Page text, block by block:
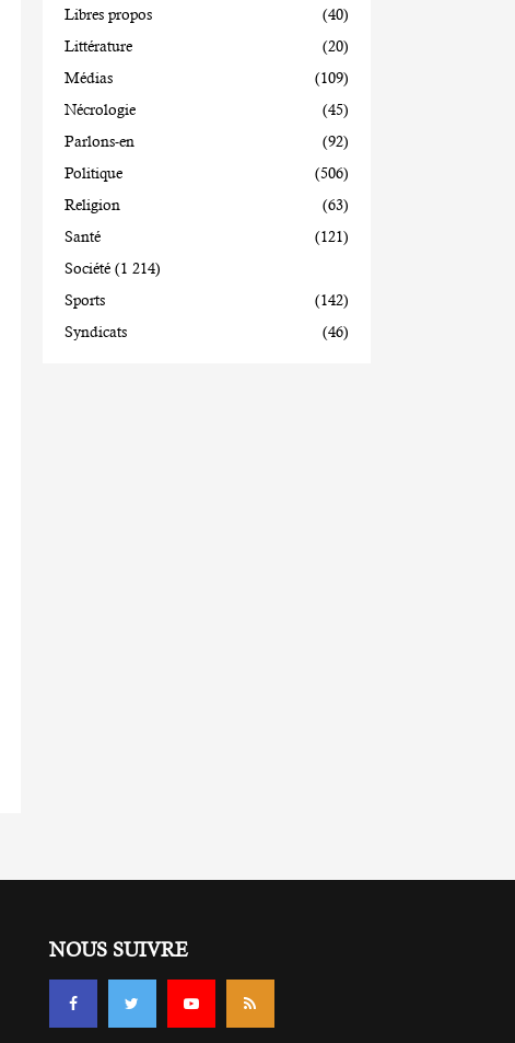
Libres propos
(40)
Littérature
(20)
Médias
(109)
Nécrologie
(45)
Parlons-en
(92)
Politique
(506)
Religion
(63)
Santé
(121)
Société (1 214)
Sports
(142)
Syndicats
(46)
NOUS SUIVRE